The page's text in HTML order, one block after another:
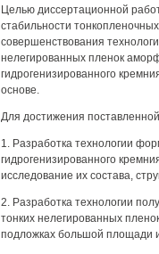
Целью диссертационной
стабильности
совершенствования
нелегированных пленок
гидрогенизированного
основе.
Для достижения
1. Разработка технологии
гидрогенизированного
исследование их состава,
2. Разработка технологии
тонких нелегированных
подложках большой площади